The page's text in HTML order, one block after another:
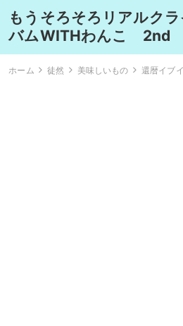
もうそろそろリアルク
バムWITHわんこ 2nd
ホーム 徒然 美味しいもの 還暦イブ